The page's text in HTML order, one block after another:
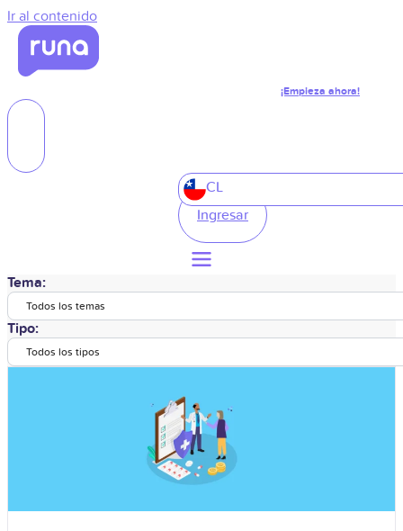
Ir al contenido
¡Empieza ahora!
CL
Ingresar
Tema:
Todos los temas
Tipo:
Todos los tipos